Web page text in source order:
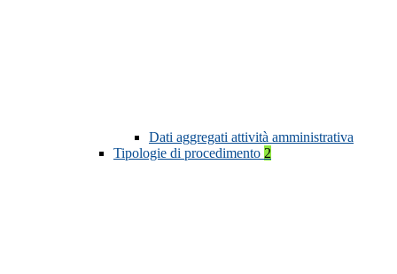
Dati aggregati attività amministrativa
Tipologie di procedimento 2